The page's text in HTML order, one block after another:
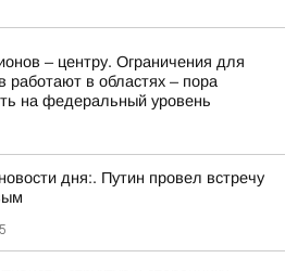
– центру. Ограничения для
работают в областях – пора
на федеральный уровень
дня:. Путин провел встречу